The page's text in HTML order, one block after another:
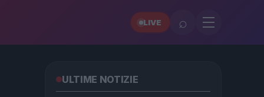
LIVE ⌕
ULTIME NOTIZIE